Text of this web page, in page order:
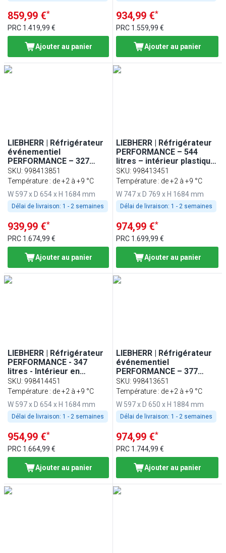
859,99 €*
PRC 1.419,99 €
Ajouter au panier
934,99 €*
PRC 1.559,99 €
Ajouter au panier
LIEBHERR | Réfrigérateur
événementiel
PERFORMANCE – 327
litres – intérieur en
plastique – avec 1 porte –
Blanc
SKU: 998413851
Température : de +2 à +9 °C
W 597 x D 654 x H 1684 mm
Délai de livraison: 1 - 2 semaines
939,99 €*
PRC 1.674,99 €
Ajouter au panier
LIEBHERR | Réfrigérateur
PERFORMANCE – 544
litres – intérieur plastique
– 1 porte – Blanc
SKU: 998413451
Température : de +2 à +9 °C
W 747 x D 769 x H 1684 mm
Délai de livraison: 1 - 2 semaines
974,99 €*
PRC 1.699,99 €
Ajouter au panier
LIEBHERR | Réfrigérateur
PERFORMANCE - 347
litres - Intérieur en
plastique - Avec 1 porte
en verre - Blanc
SKU: 998414451
Température : de +2 à +9 °C
W 597 x D 654 x H 1684 mm
Délai de livraison: 1 - 2 semaines
954,99 €*
PRC 1.664,99 €
Ajouter au panier
LIEBHERR | Réfrigérateur
événementiel
PERFORMANCE – 377
litres – Intérieur en
plastique – 1 porte – Blanc
SKU: 998413651
Température : de +2 à +9 °C
W 597 x D 650 x H 1884 mm
Délai de livraison: 1 - 2 semaines
974,99 €*
PRC 1.744,99 €
Ajouter au panier